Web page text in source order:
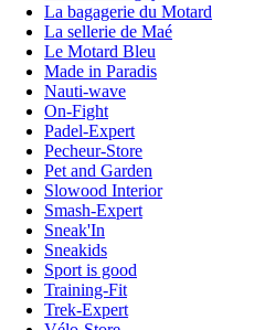
La bagagerie du Motard
La sellerie de Maé
Le Motard Bleu
Made in Paradis
Nauti-wave
On-Fight
Padel-Expert
Pecheur-Store
Pet and Garden
Slowood Interior
Smash-Expert
Sneak'In
Sneakids
Sport is good
Training-Fit
Trek-Expert